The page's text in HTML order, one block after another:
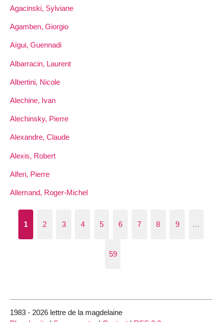
Agacinski, Sylviane
Agamben, Giorgio
Aïgui, Guennadi
Albarracin, Laurent
Albertini, Nicole
Alechine, Ivan
Alechinsky, Pierre
Alexandre, Claude
Alexis, Robert
Alferi, Pierre
Allemand, Roger-Michel
1 2 3 4 5 6 7 8 9 …
59
1983 - 2026 lettre de la magdelaine